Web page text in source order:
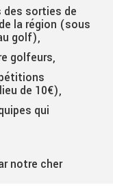
sorties de
la région (sous
golf),
golfeurs,
de 10€),
qui
notre cher